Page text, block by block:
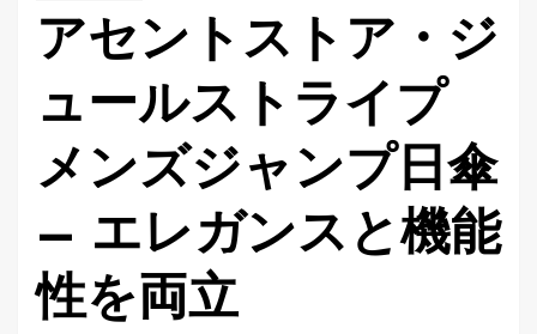
アセントストア・ジ
ュールストライプ
メンズジャンプ日傘
– エレガンスと機能
性を両立